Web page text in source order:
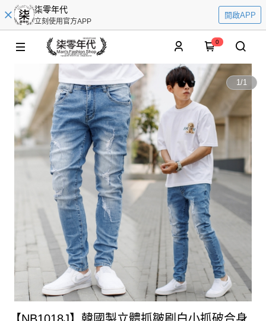
柒零年代
立刻使用官方APP
開啟APP
0
1/1